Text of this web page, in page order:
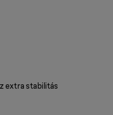
extra stabilitás